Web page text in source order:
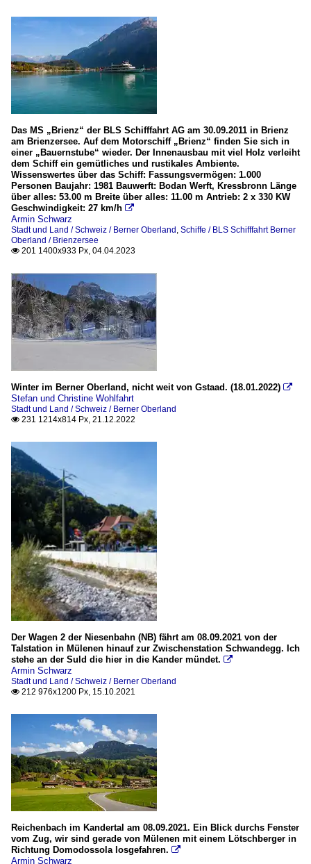
Das MS „Brienz“ der BLS Schifffahrt AG am 30.09.2011 in Brienz
am Brienzersee. Auf dem Motorschiff „Brienz“ finden Sie sich in
einer „Bauernstube“ wieder. Der Innenausbau mit viel Holz verleiht
dem Schiff ein gemütliches und rustikales Ambiente.
Wissenswertes über das Schiff: Fassungsvermögen: 1.000
Personen Baujahr: 1981 Bauwerft: Bodan Werft, Kressbronn Länge
über alles: 53.00 m Breite über alles: 11.00 m Antrieb: 2 x 330 KW
Geschwindigkeit: 27 km/h 
Armin Schwarz
Stadt und Land / Schweiz / Berner Oberland , Schiffe / BLS Schifffahrt Berner
Oberland / Brienzersee
 201 1400x933 Px, 04.04.2023
Winter im Berner Oberland, nicht weit von Gstaad. (18.01.2022) 
Stefan und Christine Wohlfahrt
Stadt und Land / Schweiz / Berner Oberland
 231 1214x814 Px, 21.12.2022
Der Wagen 2 der Niesenbahn (NB) fährt am 08.09.2021 von der
Talstation in Mülenen hinauf zur Zwischenstation Schwandegg. Ich
stehe an der Suld die hier in die Kander mündet. 
Armin Schwarz
Stadt und Land / Schweiz / Berner Oberland
 212 976x1200 Px, 15.10.2021
Reichenbach im Kandertal am 08.09.2021. Ein Blick durchs Fenster
vom Zug, wir sind gerade von Mülenen mit einem Lötschberger in
Richtung Domodossola losgefahren. 
Armin Schwarz